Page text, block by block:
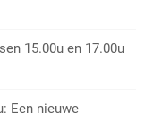
15.00u en 17.00u
Een nieuwe